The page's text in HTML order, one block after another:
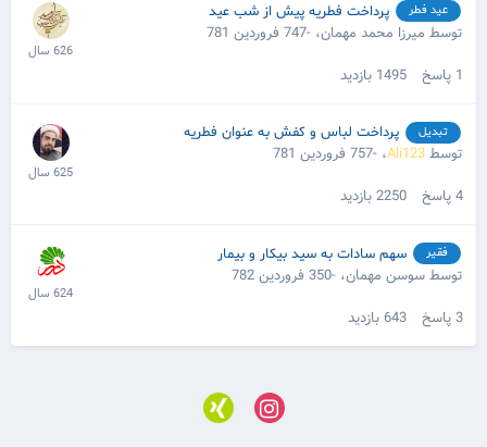
عید فطر پرداخت فطریه پیش از شب عید
توسط میرزا محمد مهمان،
1 پاسخ 1495 بازدید
تبدیل پرداخت لباس و کفش به عنوان فطریه
توسطAli123،
4 پاسخ 2250 بازدید
فقیر سهم سادات به سید بیکار و بیمار
توسط سوسن مهمان،
3 پاسخ 643 بازدید